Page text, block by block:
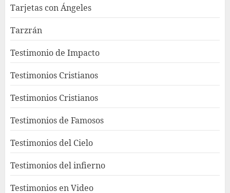
Tarjetas con Ángeles
Tarzrán
Testimonio de Impacto
Testimonios Cristianos
Testimonios Cristianos
Testimonios de Famosos
Testimonios del Cielo
Testimonios del infierno
Testimonios en Video